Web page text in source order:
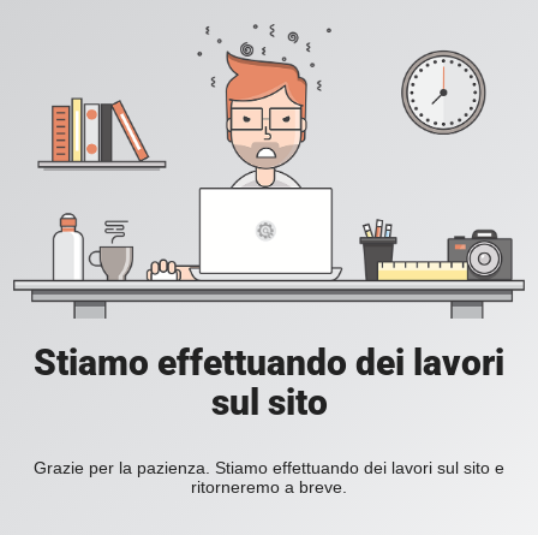
Stiamo effettuando dei lavori
sul sito
Grazie per la pazienza. Stiamo effettuando dei lavori sul sito e
ritorneremo a breve.